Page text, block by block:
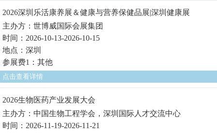
2026深圳乐活康养展＆健康与营养保健品展|深圳健康展
主办方：世博威国际会展集团
时间：2026-10-13-2026-10-15
地点：深圳
参展费1：其他
点击查看详情
2026生物医药产业发展大会
主办方：中国生物工程学会，深圳国际人才交流中心
时间：2026-11-19-2026-11-21